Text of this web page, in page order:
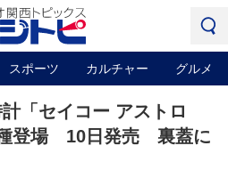
スポーツ カルチャー グルメ
「セイコー アストロ
登場 10日発売 裏蓋に